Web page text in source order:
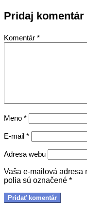
Pridaj komentár
Komentár *
Meno *
E-mail *
Adresa webu
Vaša e-mailová adresa
polia sú označené *